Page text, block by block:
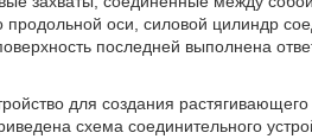
продольной оси, силовой цилиндр
последней выполнена
для создания
схема соединительного